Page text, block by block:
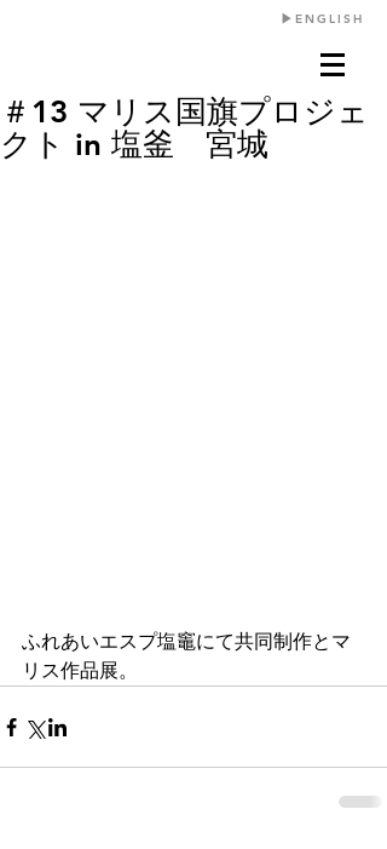
​▶︎ENGLISH
＃13 マリス国旗プロジェ
クト in 塩釜 宮城
ふれあいエスプ塩竈にて共同制作とマ
リス作品展。